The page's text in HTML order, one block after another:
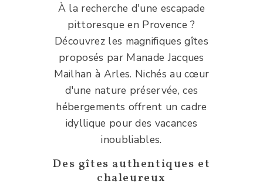
À la recherche d'une escapade
pittoresque en Provence ?
Découvrez les magnifiques gîtes
proposés par Manade Jacques
Mailhan à Arles. Nichés au cœur
d'une nature préservée, ces
hébergements offrent un cadre
idyllique pour des vacances
inoubliables.
Des gîtes authentiques et
chaleureux